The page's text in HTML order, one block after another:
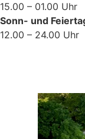
15.00 – 01.00 Uhr
Sonn- und
12.00 – 24.00 Uhr